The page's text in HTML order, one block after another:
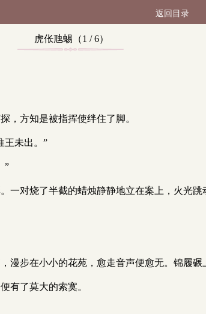
返回目录
虎伥虺蜴（1 / 6）
，方知是被指挥使绊住了脚。
王未出。”
”
一对烧了半截的蜡烛静静地立在案上，火光
漫步在小小的花苑，愈走音声便愈无。锦履
有了莫大的索寞。